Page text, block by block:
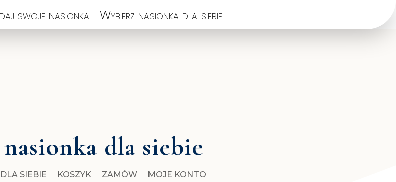
swoje nasionka Wybierz nasionka dla siebie
dla siebie
SIEBIE KOSZYK ZAMÓW MOJE KONTO